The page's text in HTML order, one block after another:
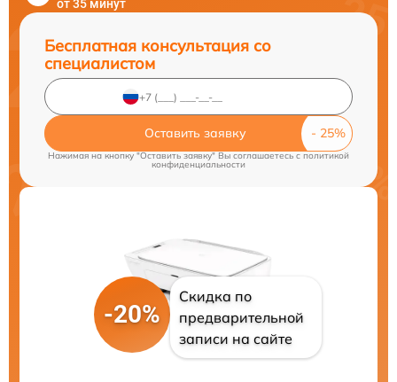
от 35 минут
Бесплатная консультация со
специалистом
Оставить заявку
Нажимая на кнопку "Оставить заявку" Вы соглашаетесь cполитикой
конфиденциальности
-20%
Скидка по
предварительной
записи на сайте